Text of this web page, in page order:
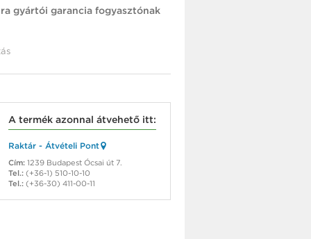
gyártói garancia fogyasztónak
A termék azonnal átvehető itt:
Raktár - Átvételi Pont
Cím: 1239 Budapest Ócsai út 7.
Tel.: (+36-1) 510-10-10
Tel.: (+36-30) 411-00-11